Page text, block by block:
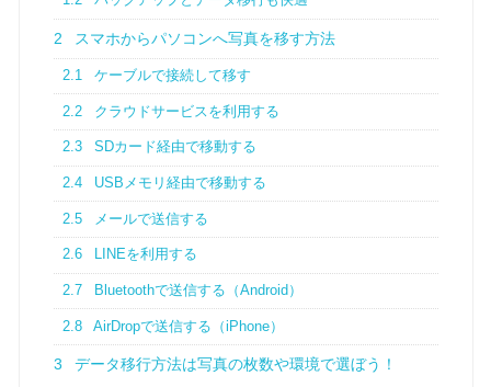
2 スマホからパソコンへ写真を移す方法
2.1 ケーブルで接続して移す
2.2 クラウドサービスを利用する
2.3 SDカード経由で移動する
2.4 USBメモリ経由で移動する
2.5 メールで送信する
2.6 LINEを利用する
2.7 Bluetoothで送信する（Android）
2.8 AirDropで送信する（iPhone）
3 データ移行方法は写真の枚数や環境で選ぼう！